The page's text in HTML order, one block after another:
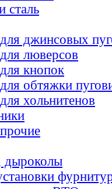
сталь
джинсовых
люверсов
кнопок
обтяжки
хольнитенов
дыроколы